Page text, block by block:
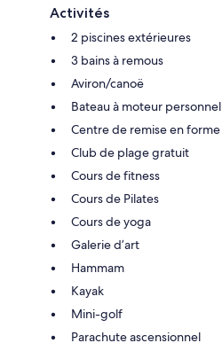
Activités
2 piscines extérieures
3 bains à remous
Aviron/canoë
Bateau à moteur personnel
Centre de remise en forme
Club de plage gratuit
Cours de fitness
Cours de Pilates
Cours de yoga
Galerie d’art
Hammam
Kayak
Mini-golf
Parachute ascensionnel